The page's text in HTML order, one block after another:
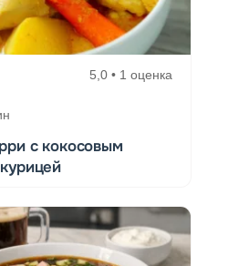
5,0 • 1 оценка
с кокосовым